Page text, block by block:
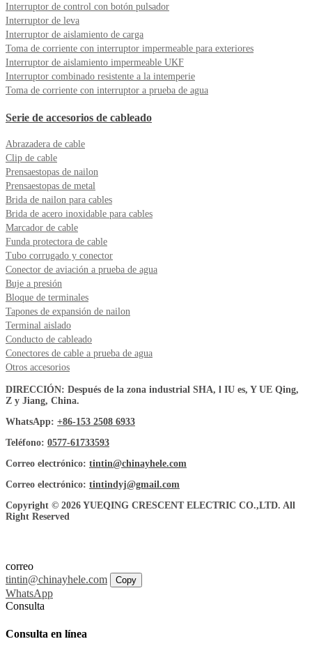
Interruptor de control con botón pulsador
Interruptor de leva
Interruptor de aislamiento de carga
Toma de corriente con interruptor impermeable para exteriores
Interruptor de aislamiento impermeable UKF
Interruptor combinado resistente a la intemperie
Toma de corriente con interruptor a prueba de agua
Serie de accesorios de cableado
Abrazadera de cable
Clip de cable
Prensaestopas de nailon
Prensaestopas de metal
Brida de nailon para cables
Brida de acero inoxidable para cables
Marcador de cable
Funda protectora de cable
Tubo corrugado y conector
Conector de aviación a prueba de agua
Buje a presión
Bloque de terminales
Tapones de expansión de nailon
Terminal aislado
Conducto de cableado
Conectores de cable a prueba de agua
Otros accesorios
DIRECCIÓN: Después de la zona industrial SHA, l IU es, Y UE Qing,
Z y Jiang, China.
WhatsApp: +86-153 2508 6933
Teléfono: 0577-61733593
Correo electrónico: tintin@chinayhele.com
Correo electrónico: tintindyj@gmail.com
Copyright © 2026 YUEQING CRESCENT ELECTRIC CO.,LTD. All
Right Reserved
correo
tintin@chinayhele.com
Copy
WhatsApp
Consulta
Consulta en línea